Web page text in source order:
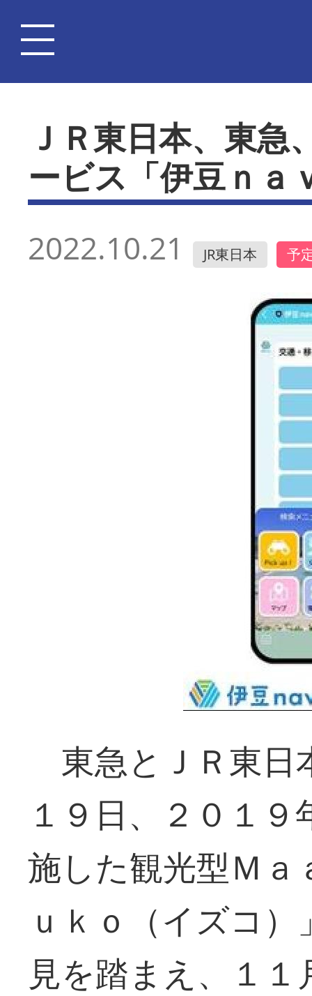
ＪＲ東日本、東
ービス「伊豆ｎａ
2022.10.21 JR東日本 予
東急とＪＲ東日
１９日、２０１
施した観光型Ｍａ
ｕｋｏ（イズコ
見を踏まえ、１